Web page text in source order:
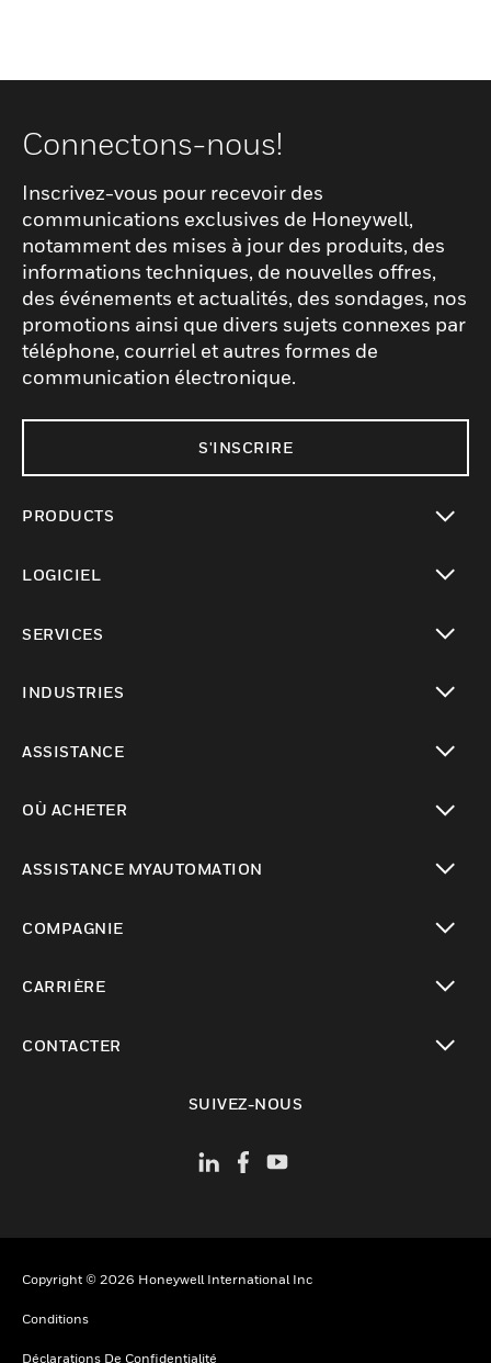
Connectons-nous!
Inscrivez-vous pour recevoir des
communications exclusives de Honeywell,
notamment des mises à jour des produits, des
informations techniques, de nouvelles offres,
des événements et actualités, des sondages, nos
promotions ainsi que divers sujets connexes par
téléphone, courriel et autres formes de
communication électronique.
S'INSCRIRE
PRODUCTS
LOGICIEL
SERVICES
INDUSTRIES
ASSISTANCE
OÙ ACHETER
ASSISTANCE MYAUTOMATION
COMPAGNIE
CARRIÈRE
CONTACTER
SUIVEZ-NOUS
Copyright © 2026 Honeywell International Inc
Conditions
Déclarations De Confidentialité